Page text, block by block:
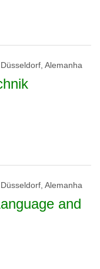
Düsseldorf, Alemanha
Düsseldorf, Alemanha
and